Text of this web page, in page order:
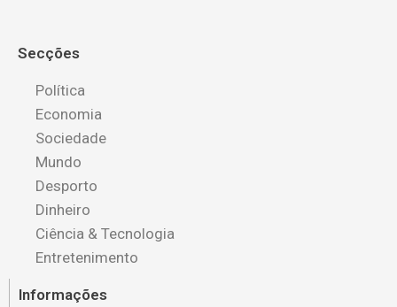
Secções
Política
Economia
Sociedade
Mundo
Desporto
Dinheiro
Ciência & Tecnologia
Entretenimento
Informações